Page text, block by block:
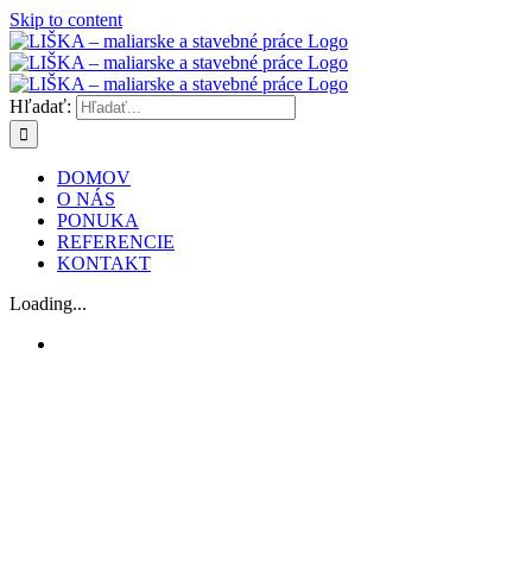
Skip to content
Hľadať:
DOMOV
O NÁS
PONUKA
REFERENCIE
KONTAKT
Loading...